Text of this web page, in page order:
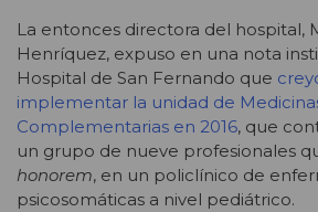
La entonces directora del hospital,
Henríquez, expuso en una nota
Hospital de San Fernando que
implementar la unidad de
Complementarias en 2016, que
un grupo de nueve profesionales
honorem, en un policlínico de
psicosomáticas a nivel pediátrico.